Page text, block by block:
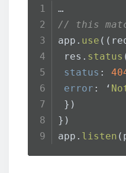
…
// this
app. use ( (
res. status
status :
error : ‘
})
})
app. listen